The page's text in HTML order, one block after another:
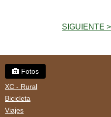
SIGUIENTE >
Fotos
XC - Rural
Bicicleta
Viajes